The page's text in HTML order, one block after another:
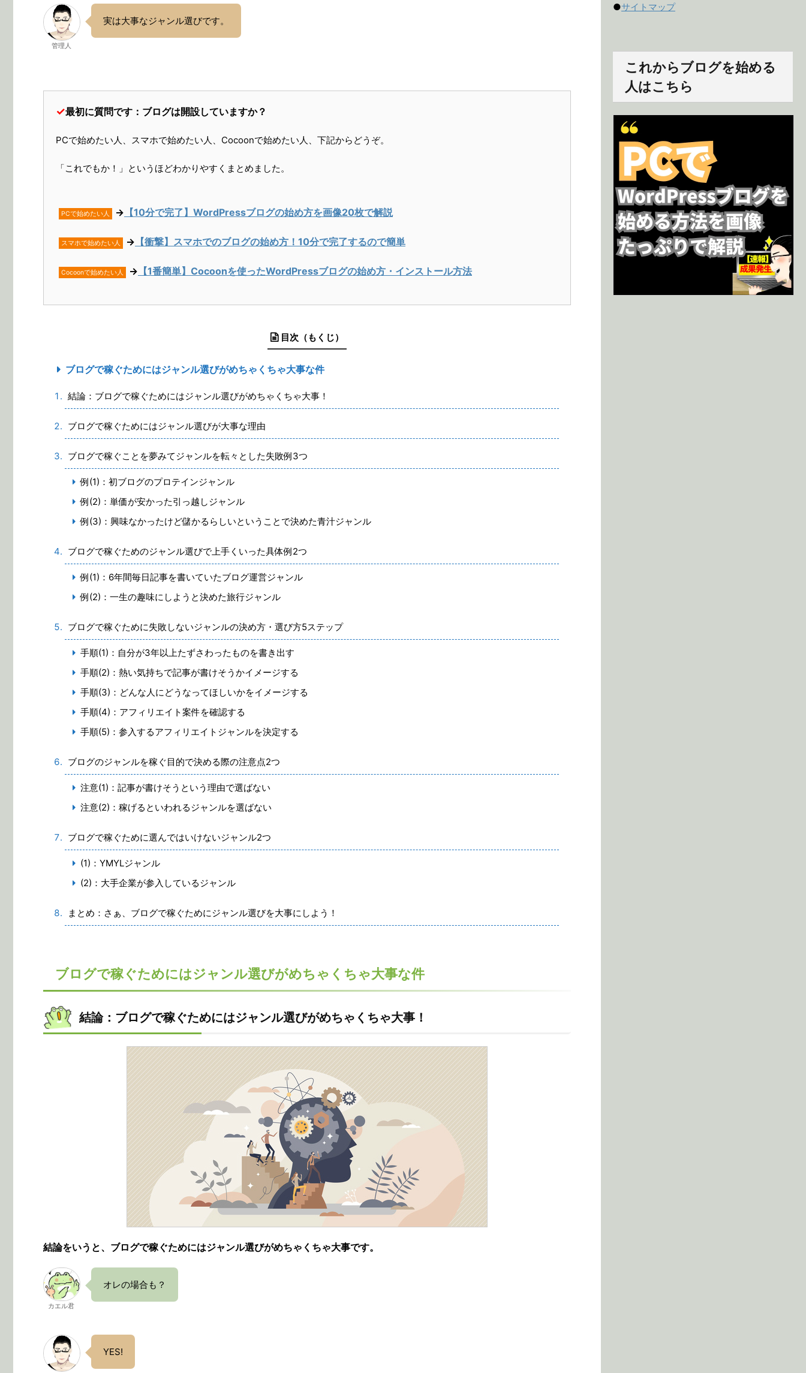
管理人
実は大事なジャンル選びです。
✓最初に質問です：ブログは開設していますか？
PCで始めたい人、スマホで始めたい人、Cocoonで始めたい人、下記からどうぞ。
「これでもか！」というほどわかりやすくまとめました。
PCで始めたい人 → 【10分で完了】WordPressブログの始め方を画像20枚で解説
スマホで始めたい人 → 【衝撃】スマホでのブログの始め方！10分で完了するので簡単
Cocoonで始めたい人 → 【1番簡単】Cocoonを使ったWordPressブログの始め方・インストール方法
目次（もくじ）
ブログで稼ぐためにはジャンル選びがめちゃくちゃ大事な件
結論：ブログで稼ぐためにはジャンル選びがめちゃくちゃ大事！
ブログで稼ぐためにはジャンル選びが大事な理由
ブログで稼ぐことを夢みてジャンルを転々とした失敗例3つ
例(1)：初ブログのプロテインジャンル
例(2)：単価が安かった引っ越しジャンル
例(3)：興味なかったけど儲かるらしいということで決めた青汁ジャンル
ブログで稼ぐためのジャンル選びで上手くいった具体例2つ
例(1)：6年間毎日記事を書いていたブログ運営ジャンル
例(2)：一生の趣味にしようと決めた旅行ジャンル
ブログで稼ぐために失敗しないジャンルの決め方・選び方5ステップ
手順(1)：自分が3年以上たずさわったものを書き出す
手順(2)：熱い気持ちで記事が書けそうかイメージする
手順(3)：どんな人にどうなってほしいかをイメージする
手順(4)：アフィリエイト案件を確認する
手順(5)：参入するアフィリエイトジャンルを決定する
ブログのジャンルを稼ぐ目的で決める際の注意点2つ
注意(1)：記事が書けそうという理由で選ばない
注意(2)：稼げるといわれるジャンルを選ばない
ブログで稼ぐために選んではいけないジャンル2つ
(1)：YMYLジャンル
(2)：大手企業が参入しているジャンル
まとめ：さぁ、ブログで稼ぐためにジャンル選びを大事にしよう！
ブログで稼ぐためにはジャンル選びがめちゃくちゃ大事な件
結論：ブログで稼ぐためにはジャンル選びがめちゃくちゃ大事！
結論をいうと、ブログで稼ぐためにはジャンル選びがめちゃくちゃ大事です。
カエル君
オレの場合も？
YES!
●サイトマップ
これからブログを始める
人はこちら